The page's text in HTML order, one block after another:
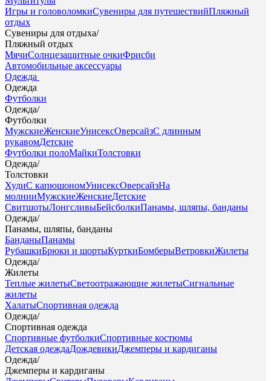
Игры и головоломкиСувениры для путешествийПляжный
отдых
Сувениры для отдыха/
Пляжный отдых
МячиСолнцезащитные очкиФрисби
Автомобильные аксессуары
Одежда
Одежда
Футболки
Одежда/
Футболки
МужскиеЖенскиеУнисексОверсайзС длинным
рукавомДетские
Футболки полоМайкиТолстовки
Одежда/
Толстовки
ХудиС капюшономУнисексОверсайзНа
молнииМужскиеЖенскиеДетские
СвитшотыЛонгсливыБейсболкиПанамы, шляпы, банданы
Одежда/
Панамы, шляпы, банданы
БанданыПанамы
РубашкиБрюки и шортыКурткиБомберыВетровкиЖилеты
Одежда/
Жилеты
Теплые жилетыСветоотражающие жилетыСигнальные
жилеты
ХалатыСпортивная одежда
Одежда/
Спортивная одежда
Спортивные футболкиСпортивные костюмы
Детская одеждаДождевикиДжемперы и кардиганы
Одежда/
Джемперы и кардиганы